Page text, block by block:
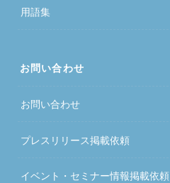
用語集
お問い合わせ
お問い合わせ
プレスリリース掲載依頼
イベント・セミナー情報掲載依頼